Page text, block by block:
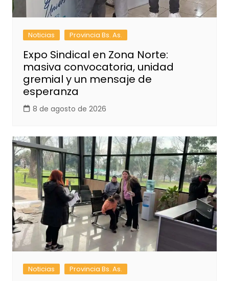
Noticias Provincia Bs. As.
Expo Sindical en Zona Norte:
masiva convocatoria, unidad
gremial y un mensaje de
esperanza
8 de agosto de 2026
Noticias Provincia Bs. As.